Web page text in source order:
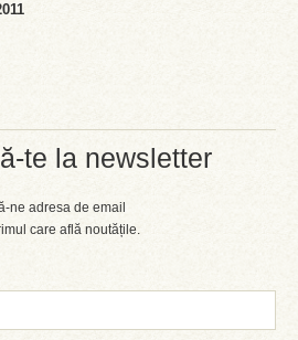
te la newsletter
ne adresa de email
care află noutățile.